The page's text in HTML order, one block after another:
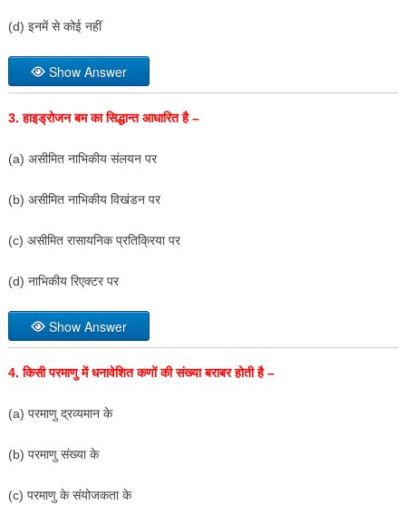
(d) इनमें से कोई नहीं
Show Answer
3.हाइड्रोजन बम का सिद्धान्त आधारित है –
(a) असीमित नाभिकीय संलयन पर
(b) असीमित नाभिकीय विखंडन पर
(c) असीमित रासायनिक प्रतिक्रिया पर
(d) नाभिकीय रिएक्टर पर
Show Answer
4.किसी परमाणु में धनावेशित कणों की संख्या बराबर होती है –
(a) परमाणु द्रव्यमान के
(b) परमाणु संख्या के
(c) परमाणु के संयोजकता के